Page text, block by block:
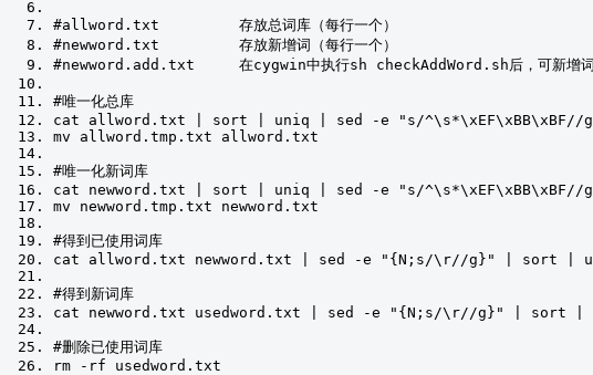
#allword.txt         存放总词库（每行一个）
#newword.txt         存放新增词（每行一个）
#newword.add.txt     在cygwin中执行sh checkAddWord.sh后，可新增词
#唯一化总库
cat allword . txt sort uniq sed -e "s/^\s*\xEF\xBB\xBF//
mv allword . tmp . txt allword . txt
#唯一化新词库
cat newword . txt sort uniq sed -e "s/^\s*\xEF\xBB\xBF//
mv newword . tmp . txt newword . txt
#得到已使用词库
cat allword . txt newword . txt sed -e "{N;s/\r//g}" sort
#得到新词库
cat newword . txt usedword . txt sed -e "{N;s/\r//g}" sort
#删除已使用词库
rm
- rf usedword . txt